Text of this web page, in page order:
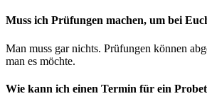
Muss ich Prüfungen machen, um bei
Man muss gar nichts. Prüfungen können
man es möchte.
Wie kann ich einen Termin für ein